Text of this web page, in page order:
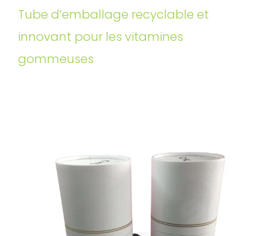
Tube d’emballage recyclable et
innovant pour les vitamines
gommeuses